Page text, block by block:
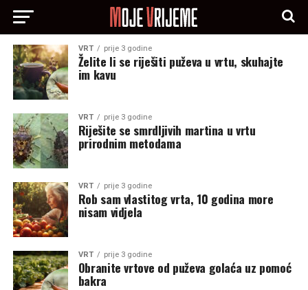
VRT prije 3 godine
Želite li se riješiti puževa u vrtu, skuhajte
im kavu
VRT prije 3 godine
Riješite se smrdljivih martina u vrtu
prirodnim metodama
VRT prije 3 godine
Rob sam vlastitog vrta, 10 godina more
nisam vidjela
VRT prije 3 godine
Obranite vrtove od puževa golaća uz pomoć
bakra